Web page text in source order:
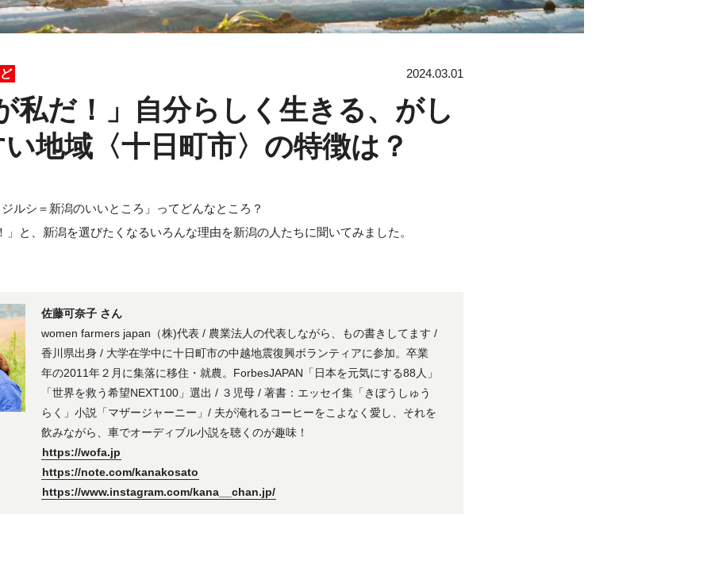
2024.03.01
私だ！」自分らしく生きる、がし
地域〈十日町市〉の特徴は？
ルシ＝新潟のいいところ」ってどんなところ？
」と、新潟を選びたくなるいろんな理由を新潟の人たちに聞いてみました。
佐藤可奈子 さん
women farmers japan（株)代表 / 農業法人の代表しながら、もの書きしてます /
香川県出身 / 大学在学中に十日町市の中越地震復興ボランティアに参加。卒業
年の2011年２月に集落に移住・就農。ForbesJAPAN「日本を元気にする88人」
「世界を救う希望NEXT100」選出 / ３児母 / 著書：エッセイ集「きぼうしゅう
らく」小説「マザージャーニー」/ 夫が淹れるコーヒーをこよなく愛し、それを
飲みながら、車でオーディブル小説を聴くのが趣味！
https://wofa.jp
https://note.com/kanakosato
https://www.instagram.com/kana__chan.jp/